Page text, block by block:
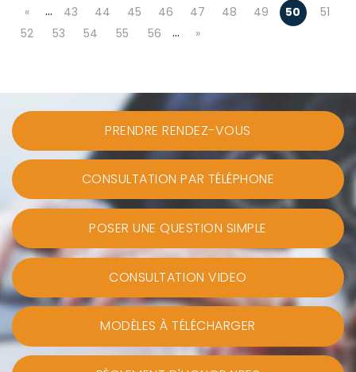
« … 43 44 45 46 47 48 49 50
51
52
53 54 55 56 … »
PRENDRE RENDEZ-VOUS
CONSULTATION PAR TÉLÉPHONE
POSER UNE QUESTION SIMPLE
CONSULTATION VIDEO
MODÈLES À TÉLÉCHARGER